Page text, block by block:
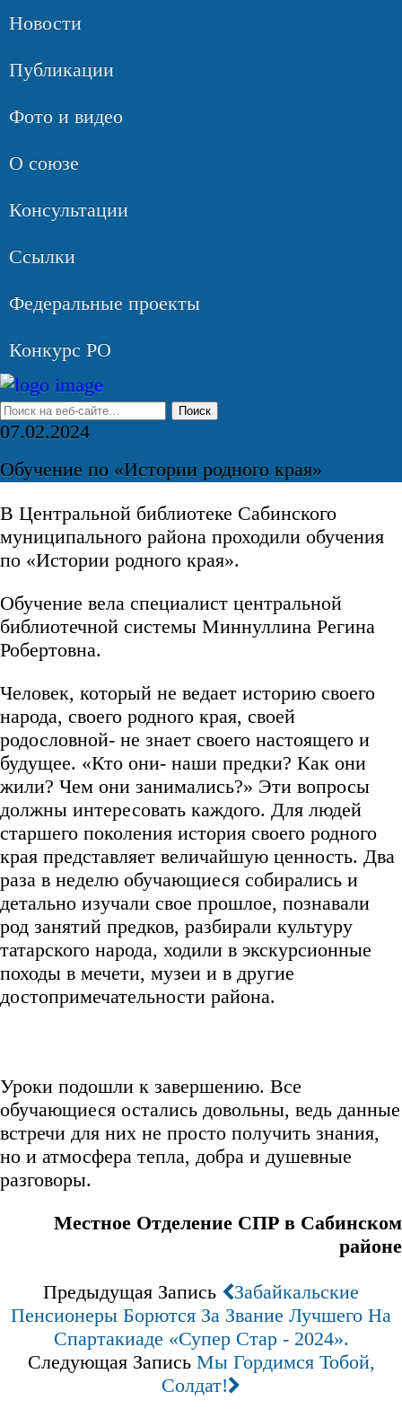
Новости
Публикации
Фото и видео
О союзе
Консультации
Ссылки
Федеральные проекты
Конкурс РО
07.02.2024
Обучение по «Истории родного края»
В Центральной библиотеке Сабинского
муниципального района проходили обучения
по «Истории родного края».
Обучение вела специалист центральной
библиотечной системы Миннуллина Регина
Робертовна.
Человек, который не ведает историю своего
народа, своего родного края, своей
родословной- не знает своего настоящего и
будущее. «Кто они- наши предки? Как они
жили? Чем они занимались?» Эти вопросы
должны интересовать каждого. Для людей
старшего поколения история своего родного
края представляет величайшую ценность. Два
раза в неделю обучающиеся собирались и
детально изучали свое прошлое, познавали
род занятий предков, разбирали культуру
татарского народа, ходили в экскурсионные
походы в мечети, музеи и в другие
достопримечательности района.
Уроки подошли к завершению. Все
обучающиеся остались довольны, ведь данные
встречи для них не просто получить знания,
но и атмосфера тепла, добра и душевные
разговоры.
Местное Отделение СПР в Сабинском
районе
Предыдущая Запись
Забайкальские
Пенсионеры Борются За Звание Лучшего На
Спартакиаде «Супер Стар - 2024».
Следующая Запись Мы Гордимся Тобой,
Солдат!